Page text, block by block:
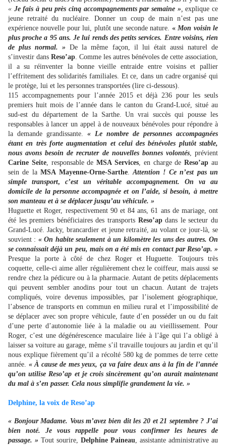
« Je fais à peu près cinq accompagnements par semaine » explique ce
jeune retraité du nucléaire. Donner un coup de main n’est pas une
expérience nouvelle pour lui, plutôt une seconde nature. « Mon voisin le
plus proche a 95 ans. Je lui rends des petits services. Entre voisins, rien
de plus normal. » De la même façon, il lui était aussi naturel de
s’investir dans Reso’ap . Comme les autres bénévoles de cette association,
il a su réinventer la bonne vieille entraide entre voisins et pallier
l’effritement des solidarités familiales. Et ce, dans un cadre organisé qui
le protège, lui et les personnes transportées (lire ci-dessous).
115 accompagnements pour l’année 2015 et déjà 236 pour les seuls
premiers huit mois de l’année dans le canton du Grand-Lucé, situé au
sud-est du département de la Sarthe. Un vrai succès qui pousse les
responsables à lancer un appel à de nouveaux bénévoles pour répondre à
la demande grandissante. « Le nombre de personnes accompagnées
étant en très forte augmentation et celui des bénévoles plutôt stable,
nous avons besoin de recruter de nouvelles bonnes volontés, prévient
Carine Seite, responsable deMSA Services , en charge deReso’ap au
sein de laMSA Mayenne-Orne-Sarthe.Attention ! Ce n’est pas un
simple transport, c’est un véritable accompagnement. On va au
domicile de la personne accompagnée et on l’aide, si besoin, à mettre
son manteau et à se déplacer jusqu’au véhicule. »
Huguette et Roger, respectivement 90 et 84 ans, 61 ans de mariage, ont
été les premiers bénéficiaires des transports Reso’apdans le secteur du
Grand-Lucé. Jacky, brancardier et jeune retraité, au volant ce jour-là, se
souvient : « On habite seulement à un kilomètre les uns des autres. On
se connaissait déjà un peu, mais on a été mis en contact par Reso’ap. »
Presque la porte à côté de chez Roger et Huguette. Toujours très
coquette, celle-ci aime aller régulièrement chez le coiffeur, mais aussi se
rendre chez la pédicure ou à la pharmacie. Autant de petits déplacements
qui peuvent sembler anodins pour tout un chacun. Autant de trajets
compliqués, voire devenus impossibles, par l’isolement géographique,
l’absence de transports en commun en milieu rural et l’impossibilité de
se déplacer avec son propre véhicule, faute d’en posséder un ou du fait
d’une perte d’autonomie liée à la maladie ou au vieillissement. Pour
Roger, c’est une dégénérescence maculaire liée à l’âge qui l’a obligé à
laisser sa voiture au garage, même s’il travaille toujours au jardin et qu’il
nous explique fièrement qu’il a récolté 580 kg de pommes de terre cette
année. « À cause de mes yeux, ça va faire deux ans à la fin de l’année
qu’on utilise Reso’ap et je crois sincèrement qu’on aurait maintenant
du mal à s’en passer. Cela nous simplifie grandement la vie. »
Delphine, la voix de Reso’ap
« Bonjour Madame. Vous m’avez bien dit les 20 et 21 septembre ? J’ai
bien noté. Je vous rappelle pour vous confirmer les heures de
passage. » Tout sourire, Delphine Paineau , assistante administrative au